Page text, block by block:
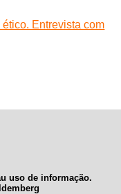
Entrevista com
uso de informação.